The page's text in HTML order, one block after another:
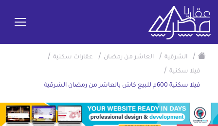
/ الشرقية / العاشر من رمضان / عقارات سكنية /
فيلا سكنية /
فيلا سكنية 600م للبيع كاش بالعاشر من رمضان الشرقية